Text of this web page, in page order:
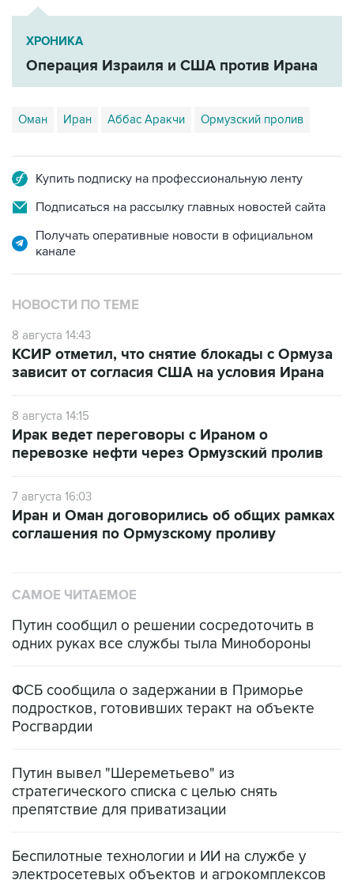
ХРОНИКА
Операция Израиля и США против Ирана
Оман Иран Аббас Аракчи Ормузский пролив
Купить подписку на профессиональную ленту
Подписаться на рассылку главных новостей сайта
Получать оперативные новости в официальном
канале
НОВОСТИ ПО ТЕМЕ
8 августа 14:43
КСИР отметил, что снятие блокады с Ормуза
зависит от согласия США на условия Ирана
8 августа 14:15
Ирак ведет переговоры с Ираном о
перевозке нефти через Ормузский пролив
7 августа 16:03
Иран и Оман договорились об общих рамках
соглашения по Ормузскому проливу
САМОЕ ЧИТАЕМОЕ
Путин сообщил о решении сосредоточить в
одних руках все службы тыла Минобороны
ФСБ сообщила о задержании в Приморье
подростков, готовивших теракт на объекте
Росгвардии
Путин вывел "Шереметьево" из
стратегического списка с целью снять
препятствие для приватизации
Беспилотные технологии и ИИ на службе у
электросетевых объектов и агрокомплексов